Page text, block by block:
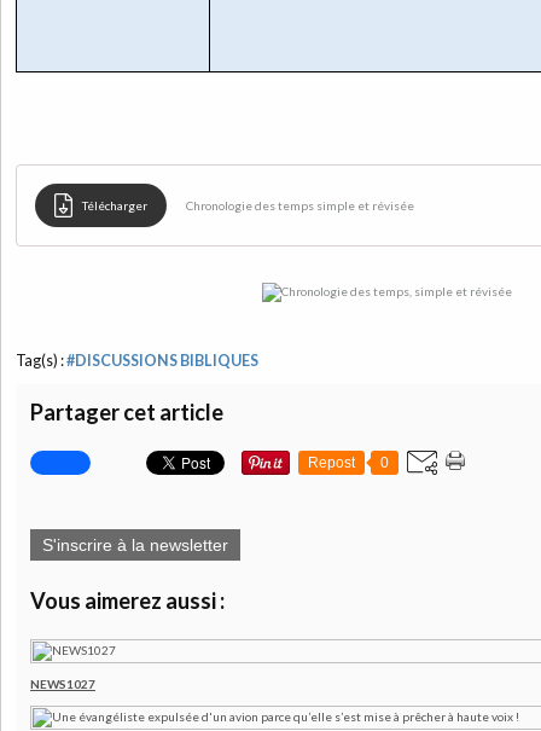
Télécharger Chronologie des temps simple et révisée
Tag(s) :#DISCUSSIONS BIBLIQUES
Partager cet article
Repost 0
S'inscrire à la newsletter
Vous aimerez aussi :
NEWS1027